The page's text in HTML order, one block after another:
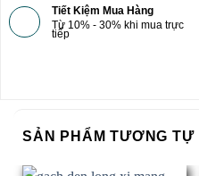
Tiết Kiệm Mua Hàng
Từ 10% - 30% khi mua trực
tiếp
SẢN PHẨM TƯƠNG TỰ